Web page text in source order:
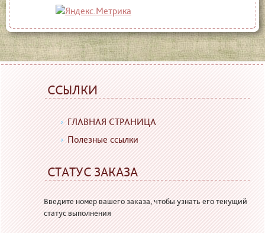
ССЫЛКИ
ГЛАВНАЯ СТРАНИЦА
Полезные ссылки
СТАТУС ЗАКАЗА
Введите номер вашего заказа, чтобы узнать его текущий
статус выполнения